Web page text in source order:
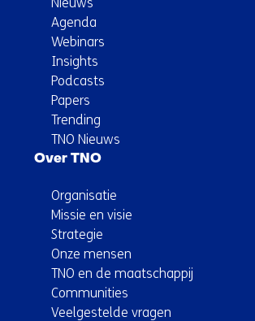
Agenda
Webinars
Insights
Podcasts
Papers
Trending
TNO Nieuws
Over TNO
Organisatie
Missie en visie
Strategie
Onze mensen
TNO en de maatschappij
Communities
Veelgestelde vragen